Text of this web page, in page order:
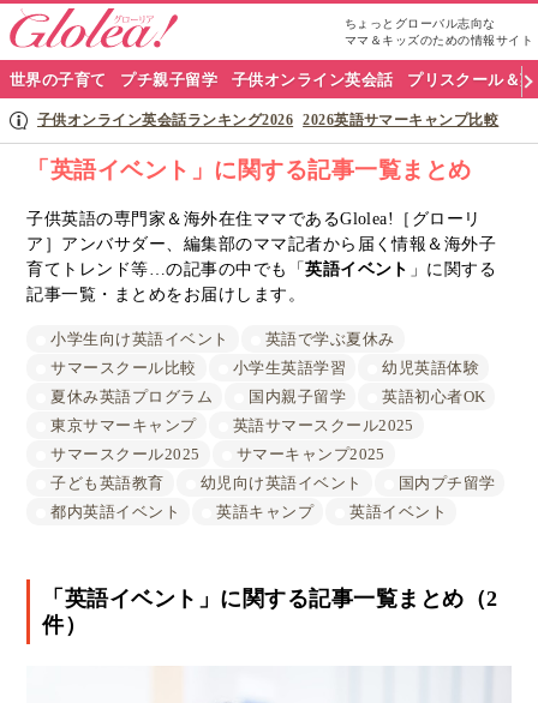
ちょっとグローバル志向な
ママ＆キッズのための情報サイト
グ
ロ
リ
ア
ナ
世界の子育て プチ親子留学 子供オンライン英会話 プリスクール＆
子供オンライン英会話ランキング2026 2026英語サマーキャンプ比較
「英語イベント」に関する記事一覧まとめ
子供英語の専門家＆海外在住ママであるGlolea!［グローリ
ア］アンバサダー、編集部のママ記者から届く情報＆海外子
育てトレンド等…の記事の中でも「英語イベント 」に関する
記事一覧・まとめをお届けします。
小学生向け英語イベント
英語で学ぶ夏休み
サマースクール比較
小学生英語学習
幼児英語体験
夏休み英語プログラム
国内親子留学
英語初心者OK
東京サマーキャンプ
英語サマースクール2025
サマースクール2025
サマーキャンプ2025
子ども英語教育
幼児向け英語イベント
国内プチ留学
都内英語イベント
英語キャンプ 英語イベント
「英語イベント」に関する記事一覧まとめ（2
件）